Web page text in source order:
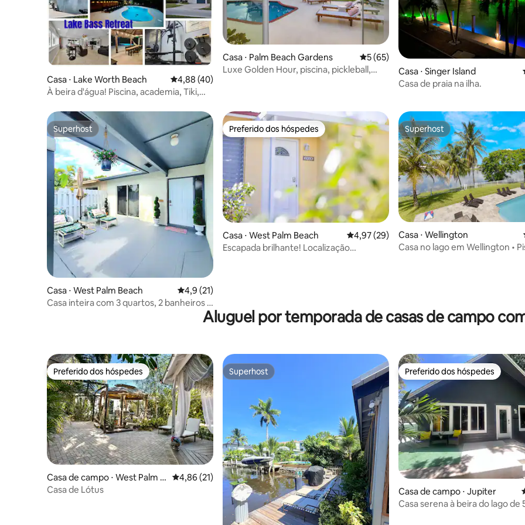
Casa ⋅ Lake Worth Beach 4,88 de uma avaliação média de 5, 40 avaliações
4,88 (40)
À beira d'água! Piscina, academia, Tiki,
Casa ⋅ Palm Beach Gardens 5 de uma avaliação média de 5, 65
5 (65)
Luxe Golden Hour, piscina, pickleball,
Casa ⋅ Singer Island
Casa de praia na ilha.
Superhost
Superhost
Casa ⋅ West Palm Beach 4,9 de uma avaliação média de 5, 21 avaliações
4,9 (21)
Casa inteira com 3 quartos, 2 banheiros e
1 andar Vila perto de praias e parques de
Preferido dos hóspedes
Preferido dos hóspedes
Casa ⋅ West Palm Beach 4,97 de uma avaliação média de 5, 29
4,97 (29)
Escapada brilhante! Localização
Superhost
Superhost
Casa ⋅ Wellington
Casa no lago em Wellington •
Aluguel por temporada de casas de campo
Preferido dos hóspedes
Preferido dos hóspedes
Casa de campo ⋅ West Palm B
each
4,86 de uma avaliação média de 5, 21 avaliações
4,86 (21)
Casa de Lótus
Superhost
Superhost Preferido dos hóspedes
Preferido dos hóspedes
Casa de campo ⋅ Jupiter
Casa serena à beira do lago de